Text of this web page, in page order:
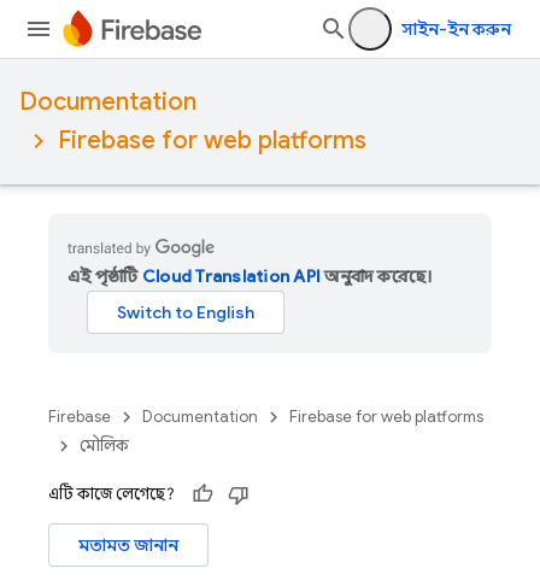
সাইন-ইন করুন
Documentation
Firebase for web platforms
এই পৃষ্ঠাটি Cloud Translation APIঅনুবাদ করেছে।
Firebase Documentation
Firebase for web platforms
মৌলিক
এটি কাজে লেগেছে?
মতামত জানান